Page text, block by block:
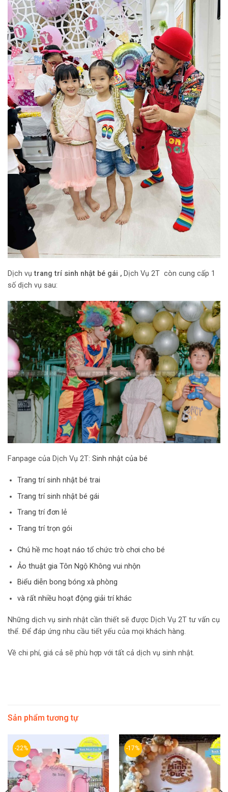
Dịch vụ trang trí sinh nhật bé gái , Dịch Vụ 2T còn cung cấp 1
số dịch vụ sau:
Fanpage của Dịch Vụ 2T: Sinh nhật của bé
Trang trí sinh nhật bé trai
Trang trí sinh nhật bé gái
Trang trí đơn lẻ
Trang trí trọn gói
Chú hề mc hoạt náo tổ chức trò chơi cho bé
Ảo thuật gia Tôn Ngộ Không vui nhộn
Biểu diễn bong bóng xà phòng
và rất nhiều hoạt động giải trí khác
Những dịch vụ sinh nhật cần thiết sẽ được Dịch Vụ 2T tư vấn cụ
thể. Để đáp ứng nhu cầu tiết yếu của mọi khách hàng.
Về chi phí, giá cả sẽ phù hợp với tất cả dịch vụ sinh nhật.
Sản phẩm tương tự
-22% -17%